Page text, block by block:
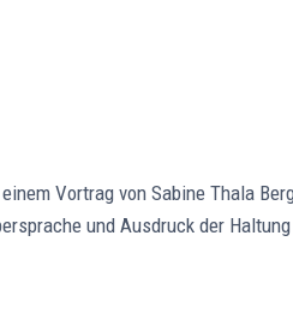
Vortrag von Sabine Thala
und Ausdruck der